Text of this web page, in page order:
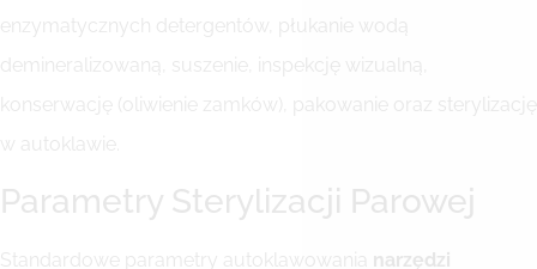
enzymatycznych detergentów, płukanie wodą
demineralizowaną, suszenie, inspekcję wizualną,
konserwację (oliwienie zamków), pakowanie oraz sterylizację
w autoklawie.
Parametry Sterylizacji Parowej
Standardowe parametry autoklawowania narzędzi